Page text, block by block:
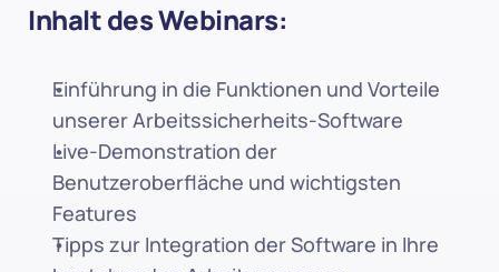
Inhalt des Webinars:
Einführung in die Funktionen und Vorteile
unserer Arbeitssicherheits-Software
Live-Demonstration der
Benutzeroberfläche und wichtigsten
Features
Tipps zur Integration der Software in Ihre